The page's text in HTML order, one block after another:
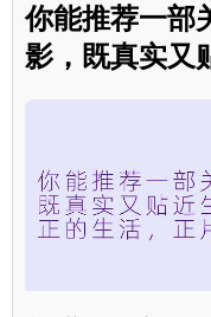
你能推荐一部
影，既真实又